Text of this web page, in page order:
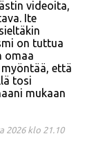
videoita,
Ite
on tuttua
omaa
että
tosi
mukaan
2026 klo 21.10